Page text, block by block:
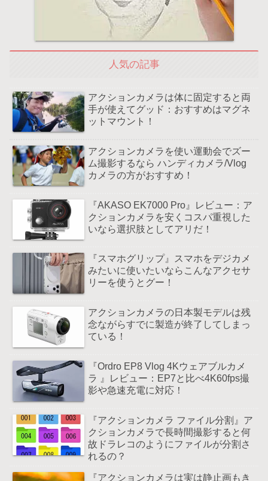
人気の記事
アクションカメラは体に固定すると両
手が使えてグッド：おすすめはマグネ
ットマウント！
アクションカメラを使い運動会でズー
ム撮影するなら ハンディカメラ/Vlog
カメラの方がおすすめ！
『AKASO EK7000 Pro』レビュー：ア
クションカメラを安くコスパ重視した
いなら選択肢としてアリだ！
『スマホグリップ』スマホをデジカメ
みたいに使いたいならこんなアクセサ
リーを使うとグー！
アクションカメラの日本製モデルは残
念ながらすでに製造が終了してしまっ
ている！
『Ordro EP8 Vlog 4Kウェアブルカメ
ラ 』レビュー：EP7と比べ4K60fps撮
影や急速充電に対応！
『アクションカメラ ファイル分割』ア
クションカメラで長時間撮影すると何
故ドラレコのようにファイルが分割さ
れるの？
『アクションカメラは実は静止画もき